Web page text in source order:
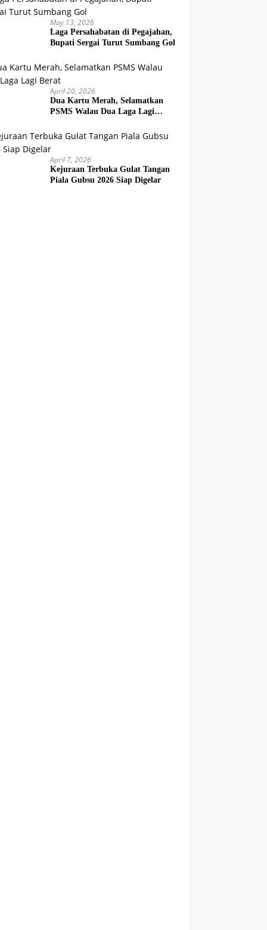
May 13, 2026
Laga Persahabatan di Pegajahan,
Bupati Sergai Turut Sumbang Gol
April 20, 2026
Dua Kartu Merah, Selamatkan
PSMS Walau Dua Laga Lagi
April 7, 2026
Kejuraan Terbuka Gulat Tangan
Piala Gubsu 2026 Siap Digelar